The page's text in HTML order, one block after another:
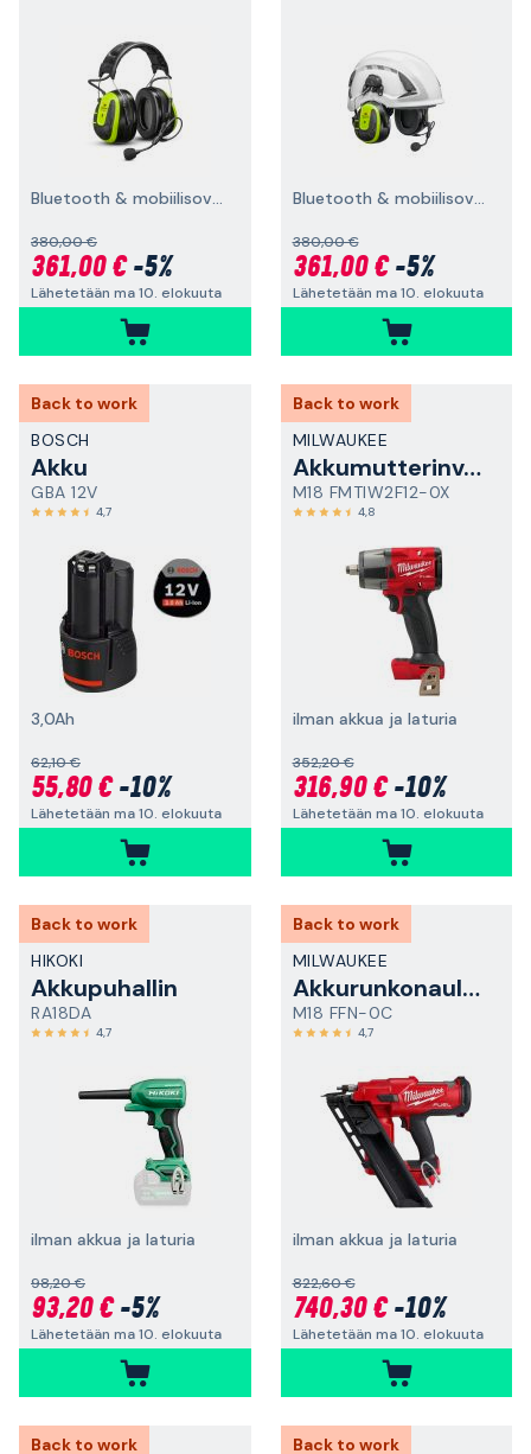
Bluetooth & mobiilisovellus, päälakisanka
380,00 €
361,00 €-5%
Lähetetään ma 10. elokuuta
Bluetooth & mobiilisovellus, suojakypäräkiinnitys
380,00 €
361,00 €-5%
Lähetetään ma 10. elokuuta
Back to work
BOSCH
Akku
GBA 12V
4,7
3,0Ah
62,10 €
55,80 €-10%
Lähetetään ma 10. elokuuta
Back to work
MILWAUKEE
Akkumutterinväännin
M18 FMTIW2F12-0X
4,8
ilman akkua ja laturia
352,20 €
316,90 €-10%
Lähetetään ma 10. elokuuta
Back to work
HIKOKI
Akkupuhallin
RA18DA
4,7
ilman akkua ja laturia
98,20 €
93,20 €-5%
Lähetetään ma 10. elokuuta
Back to work
MILWAUKEE
Akkurunkonaulain
M18 FFN-0C
4,7
ilman akkua ja laturia
822,60 €
740,30 €-10%
Lähetetään ma 10. elokuuta
Back to work Back to work